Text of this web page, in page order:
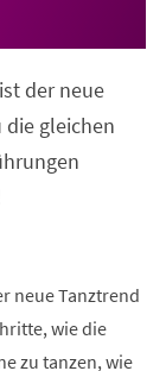
der neue
die gleichen
neue Tanztrend
wie die
zu tanzen, wie